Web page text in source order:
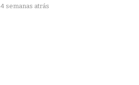
4 semanas atrás